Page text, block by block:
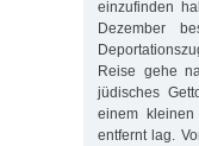
einzufinden
Dezember
Reise gehe
jüdisches
einem
entfernt lag.